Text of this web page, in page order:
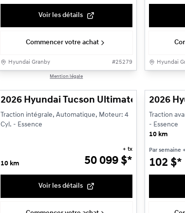
Voir les détails
Commencer votre achat
Hyundai Granby #25279
Mention légale
Hyundai
2026 Hyundai Tucson Ultimate hybride
Traction intégrale, Automatique, Moteur: 4
Cyl. - Essence
10 km 50 099 $*
+ tx
Voir les détails
2026
Traction
- Essence
10 km
Par semaine
102 $*